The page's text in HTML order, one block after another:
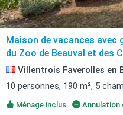
Maison de vacances avec
du Zoo de Beauval et des
Villentrois Faverolles en
10 personnes, 190 m², 5
Ménage inclus Annulation